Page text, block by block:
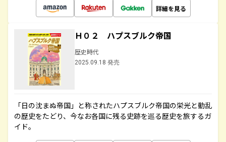
詳細を見る
Ｈ０２ ハプスブルク帝国
歴史時代
2025.09.18 発売
「日の沈まぬ帝国」と称されたハプスブルク帝国の栄光と動乱
の歴史をたどり、今なお各国に残る史跡を巡る歴史を旅するガ
イド。